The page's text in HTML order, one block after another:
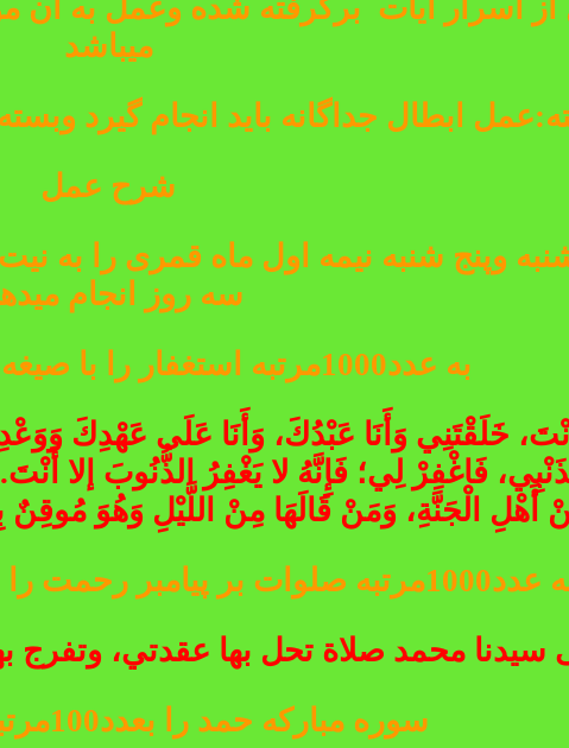
از اسرار آیات برگرفته شده وعمل به آن
میباشد
ابطال جداگانه باید انجام گیرد
شرح عمل
وپنج شنبه نیمه اول ماه قمری را به
سه روز انجام
به عدد1000مرتبه استغفار را با صیغه ذیل قرائت مینمایید
أَنْتَ، خَلَقْتَنِي وَأَنَا عَبْدُكَ، وَأَنَا عَلَى
فَاغْفِرْ لِي؛ فَإِنَّهُ لا يَغْفِرُ الذُّنُوبَ إلا
الْجَنَّةِ، وَمَنْ قَالَهَا مِنْ اللَّيْلِ وَهُوَ
صلوات بر پیامبر رحمت را به صیغه ذیل قرائت مینمایید
محمد صلاة تحل بها عقدتي، وتفرج
سوره مبارکه حمد را بعدد100مرتبه قرائت مینماید